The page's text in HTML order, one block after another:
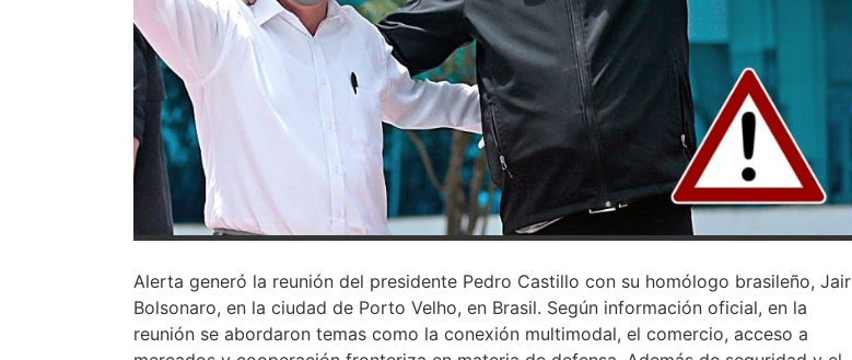
Alerta generó la reunión del presidente Pedro Castillo con su homólogo brasileño, Jair
Bolsonaro, en la ciudad de Porto Velho, en Brasil. Según información oficial, en la
reunión se abordaron temas como la conexión multimodal, el comercio, acceso a